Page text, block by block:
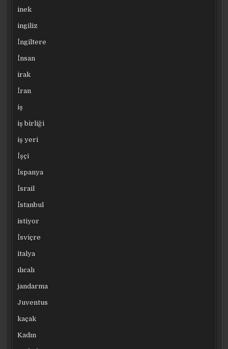
inek
ingiliz
İngiltere
İnsan
irak
İran
iş
iş birliği
iş yeri
İşçi
İspanya
İsrail
İstanbul
istiyor
İsviçre
italya
ılıcalı
jandarma
Juventus
kaçak
Kadın